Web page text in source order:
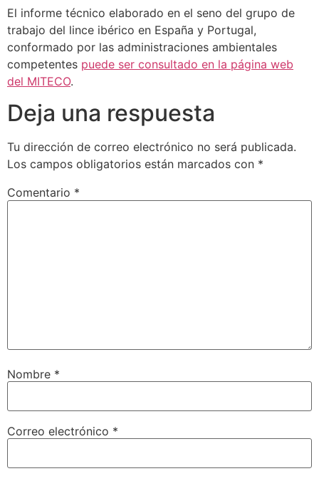
El informe técnico elaborado en el seno del grupo de
trabajo del lince ibérico en España y Portugal,
conformado por las administraciones ambientales
competentes puede ser consultado en la página web
del MITECO.
Deja una respuesta
Tu dirección de correo electrónico no será publicada.
Los campos obligatorios están marcados con *
Comentario *
Nombre *
Correo electrónico *